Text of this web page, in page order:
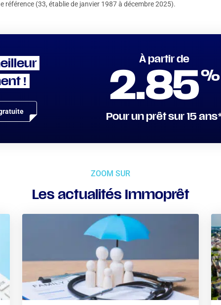
(33, établie de janvier 1987 à décembre 2025).
!
À partir de
2.85%
Pour un prêt sur 15
ZOOM SUR
Les actualités Immoprêt